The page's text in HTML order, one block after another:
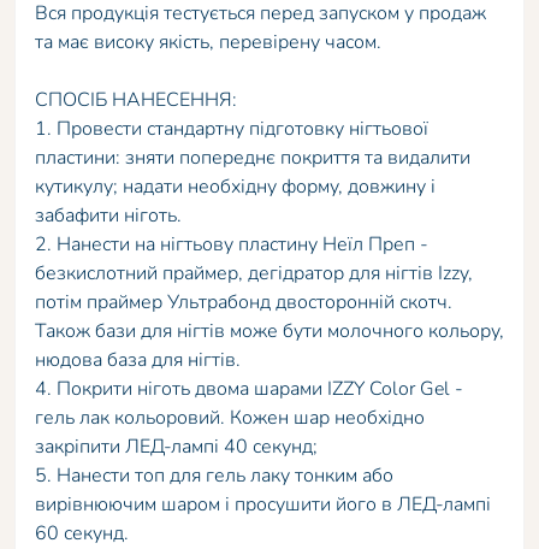
Вся продукція тестується перед запуском у продаж
та має високу якість, перевірену часом.
СПОСІБ НАНЕСЕННЯ:
1. Провести стандартну підготовку нігтьової
пластини: зняти попереднє покриття та видалити
кутикулу; надати необхідну форму, довжину і
забафити ніготь.
2. Нанести на нігтьову пластину Неїл Преп -
безкислотний праймер, дегідратор для нігтів Izzy,
потім праймер Ультрабонд двосторонній скотч.
Також бази для нігтів може бути молочного кольору,
нюдова база для нігтів.
4. Покрити ніготь двома шарами IZZY Color Gel -
гель лак кольоровий. Кожен шар необхідно
закріпити ЛЕД-лампі 40 секунд;
5. Нанести топ для гель лаку тонким або
вирівнюючим шаром і просушити його в ЛЕД-лампі
60 секунд.